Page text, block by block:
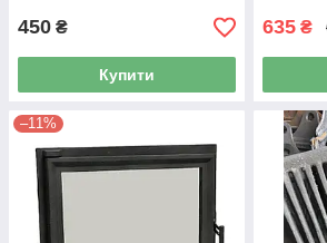
450 ₴
Купити
635 ₴
–11%